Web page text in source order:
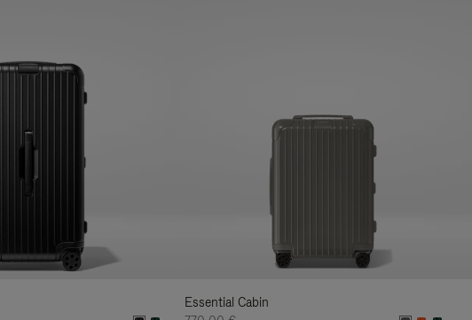
Essential Cabin